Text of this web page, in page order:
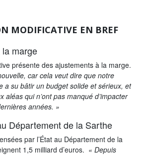
MODIFICATIVE EN BREF
marge
présente des ajustements à la marge.
car cela veut dire que notre
a su bâtir un budget solide et sérieux, et
aléas qui n’ont pas manqué d’impacter
années. »
Département de la Sarthe
par l’État au Département de la
1,5 milliard d’euros. « Depuis